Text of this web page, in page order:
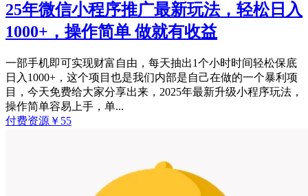
25年微信小程序推广最新玩法，轻松日入
1000+，操作简单 做就有收益
一部手机即可实现财富自由，每天抽出1个小时时间轻松保底
日入1000+，这个项目也是我们内部是自己在做的一个暴利项
目，今天免费给大家分享出来，2025年最新升级小程序玩法，
操作简单容易上手，单...
付费资源 ￥ 55